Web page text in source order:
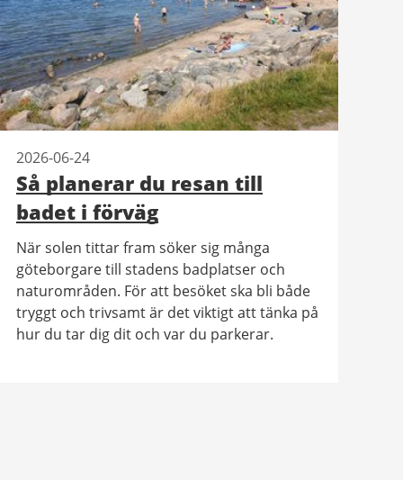
Så planerar du resan till
badet i förväg
2026-06-24
När solen tittar fram söker sig många
göteborgare till stadens badplatser och
naturområden. För att besöket ska bli både
tryggt och trivsamt är det viktigt att tänka på
hur du tar dig dit och var du parkerar.